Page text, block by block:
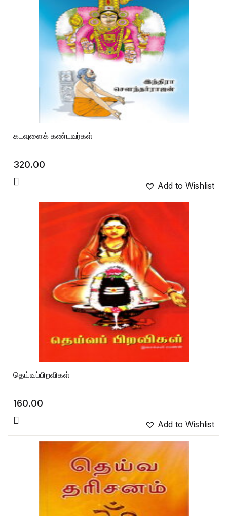
கடவுளைக் கண்டவர்கள்
320.00
Add to Wishlist
தெய்வப்பிறவிகள்
160.00
Add to Wishlist